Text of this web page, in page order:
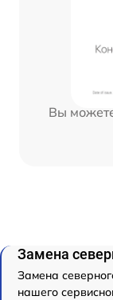
Вы
Замена
Замена
нашего